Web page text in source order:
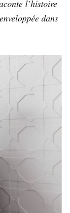
l’histoire
dans